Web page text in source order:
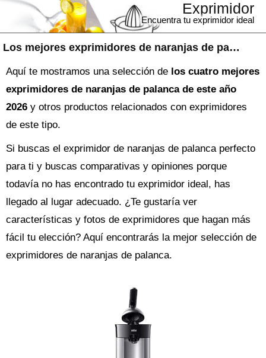
Los mejores exprimidores de naranjas de palanca
Exprimidor
Encuentra tu exprimidor ideal
Aquí te mostramos una selección de los cuatro mejores
exprimidores de naranjas de palanca de este año
2026 y otros productos relacionados con exprimidores
de este tipo.
Si buscas el exprimidor de naranjas de palanca perfecto
para ti y buscas comparativas y opiniones porque
todavía no has encontrado tu exprimidor ideal, has
llegado al lugar adecuado. ¿Te gustaría ver
características y fotos de exprimidores que hagan más
fácil tu elección? Aquí encontrarás la mejor selección de
exprimidores de naranjas de palanca.